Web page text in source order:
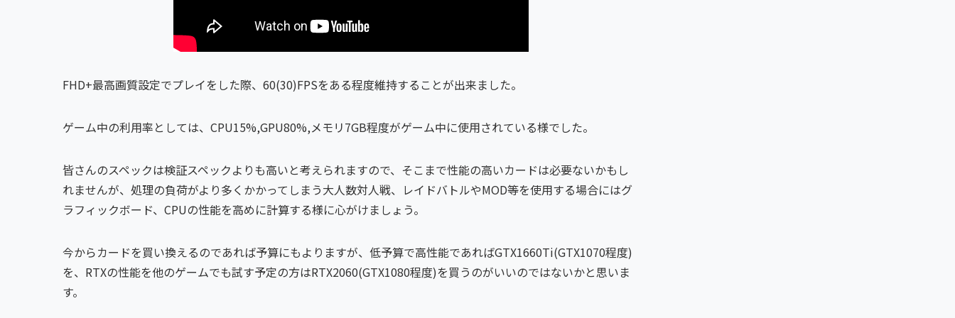
FHD+最高画質設定でプレイをした際、60(30)FPSをある程度維持することが出来ました。
ゲーム中の利用率としては、CPU15%,GPU80%,メモリ7GB程度がゲーム中に使用されている様でした。
皆さんのスペックは検証スペックよりも高いと考えられますので、そこまで性能の高いカードは必要ないかもし
れませんが、処理の負荷がより多くかかってしまう大人数対人戦、レイドバトルやMOD等を使用する場合にはグ
ラフィックボード、CPUの性能を高めに計算する様に心がけましょう。
今からカードを買い換えるのであれば予算にもよりますが、低予算で高性能であればGTX1660Ti(GTX1070程度)
を、RTXの性能を他のゲームでも試す予定の方はRTX2060(GTX1080程度)を買うのがいいのではないかと思いま
す。